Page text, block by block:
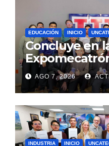
EDUCACIÓN INICIO
Concluye en
AGO 7, 2026
INDUSTRIA INICIO